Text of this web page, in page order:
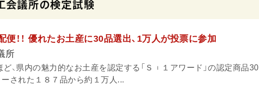
！！ 優れたお土産に30品選出、1万人が投票に参加
所
、県内の魅力的なお土産を認定する「Ｓ︲１アワード」の認定商品30
された１８７品から約１万人...